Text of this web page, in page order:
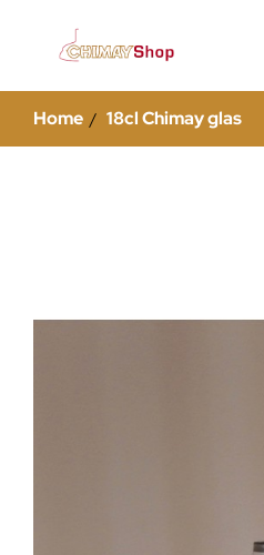
Home 18cl Chimay glas